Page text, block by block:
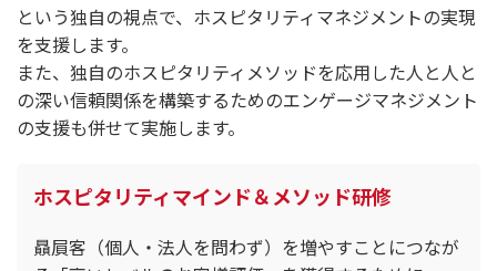
という独自の視点で、ホスピタリティマネジメントの実現
を支援します。
また、独自のホスピタリティメソッドを応用した人と人と
の深い信頼関係を構築するためのエンゲージマネジメント
の支援も併せて実施します。
ホスピタリティマインド＆メソッド研修
贔屓客（個人・法人を問わず）を増やすことにつなが